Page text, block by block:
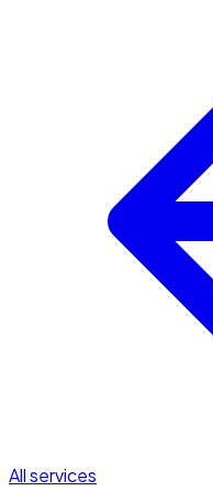
All services